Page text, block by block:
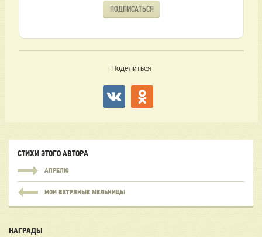
ПОДПИСАТЬСЯ
Поделиться
СТИХИ ЭТОГО АВТОРА
АПРЕЛЮ
МОИ ВЕТРЯНЫЕ МЕЛЬНИЦЫ
НАГРАДЫ